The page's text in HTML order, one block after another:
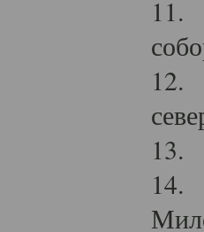
11.
12.
13.
14.